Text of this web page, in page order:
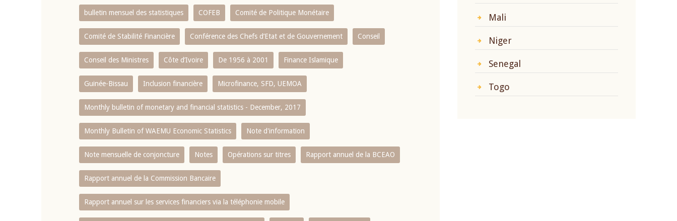
bulletin mensuel des statistiques COFEB Comité de Politique Monétaire
Comité de Stabilité Financière Conférence des Chefs d’Etat et de Gouvernement Conseil
Conseil des Ministres Côte d’Ivoire De 1956 à 2001 Finance Islamique
Guinée-Bissau Inclusion financière Microfinance, SFD, UEMOA
Monthly bulletin of monetary and financial statistics - December, 2017
Monthly Bulletin of WAEMU Economic Statistics Note d'information
Note mensuelle de conjoncture Notes Opérations sur titres Rapport annuel de la BCEAO
Rapport annuel de la Commission Bancaire
Rapport annuel sur les services financiers via la téléphonie mobile
Mali
Niger
Senegal
Togo